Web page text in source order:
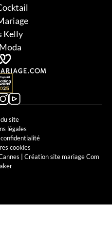
Kelly
site
légales
cookies
| Création site mariage Com